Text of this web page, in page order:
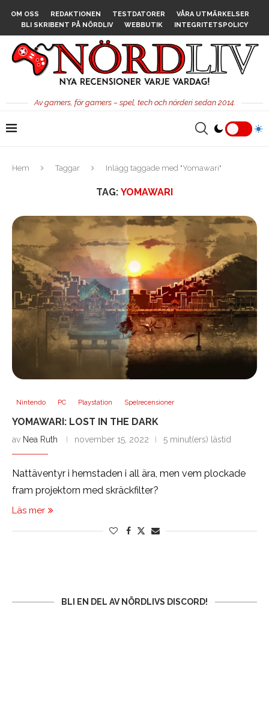
OM OSS REDAKTIONEN TESTDATORER
VÅRA UTMÄRKELSER
BLI SKRIBENT PÅ NÖRDLIV
WEBBUTIK INTEGRITETSPOLICY
Av gamers, för gamers – spel, tech och nörderi sedan 2014.
Hem Taggar Inlägg taggade med "Yomawari"
TAG: YOMAWARI
Nintendo PC Playstation Spelrecensioner
YOMAWARI: LOST IN THE DARK
av Nea Ruth november 15, 2022 5 minut(ers) lästid
Nattäventyr i hemstaden i all ära, men vem plockade
fram projektorn med skräckfilter?
Läs mer
BLI EN DEL AV NÖRDLIVS DISCORD!